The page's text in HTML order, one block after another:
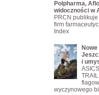
Polpharma,
widoczności w
PRCN
firm
Index
i
wyczynowego